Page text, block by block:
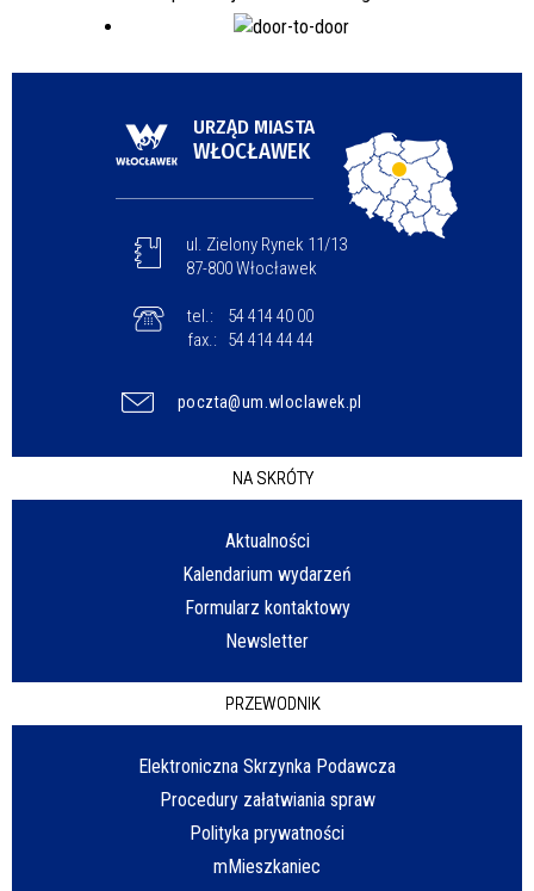
URZĄD MIASTA
WŁOCŁAWEK
ul. Zielony Rynek 11/13
87-800 Włocławek
tel.:
54 414 40 00
fax.:
54 414 44 44
poczta@um.wloclawek.pl
NA SKRÓTY
Aktualności
Kalendarium wydarzeń
Formularz kontaktowy
Newsletter
PRZEWODNIK
Elektroniczna Skrzynka Podawcza
Procedury załatwiania spraw
Polityka prywatności
mMieszkaniec